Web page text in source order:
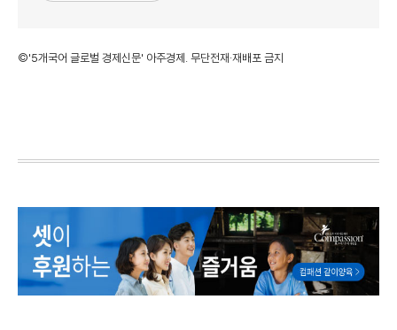
©'5개국어 글로벌 경제신문' 아주경제. 무단전재·재배포 금지